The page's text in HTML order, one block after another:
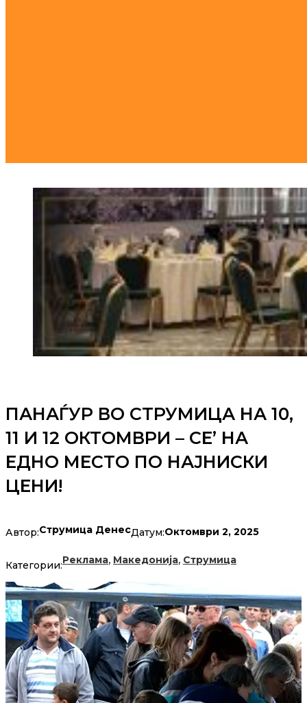
ПАНАЃУР ВО СТРУМИЦА НА 10,
11 И 12 ОКТОМВРИ – СЕ’ НА
ЕДНО МЕСТО ПО НАЈНИСКИ
ЦЕНИ!
Автор:Струмица ДенесДатум:Октомври 2, 2025
Категории:Реклама, Македонија, Струмица